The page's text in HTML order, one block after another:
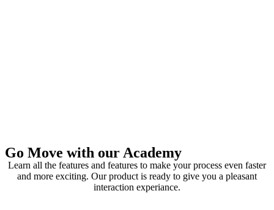
Go Move with our Academy
Learn all the features and features to make your process even faster
and more exciting. Our product is ready to give you a pleasant
interaction experiance.